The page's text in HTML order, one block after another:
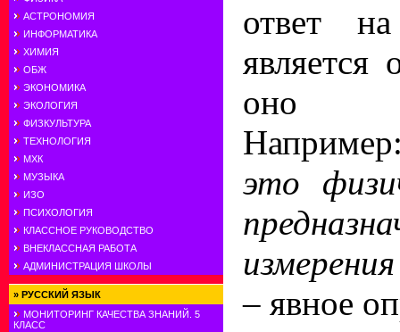
АСТРОНОМИЯ
ИНФОРМАТИКА
ХИМИЯ
ОБЖ
ЭКОНОМИКА
ЭКОЛОГИЯ
ФИЗКУЛЬТУРА
ТЕХНОЛОГИЯ
МХК
МУЗЫКА
ИЗО
ПСИХОЛОГИЯ
КЛАССНОЕ РУКОВОДСТВО
ВНЕКЛАССНАЯ РАБОТА
АДМИНИСТРАЦИЯ ШКОЛЫ
» РУССКИЙ ЯЗЫК
МОНИТОРИНГ КАЧЕСТВА ЗНАНИЙ. 5
КЛАСС
ответ
является
оно
это
– явное